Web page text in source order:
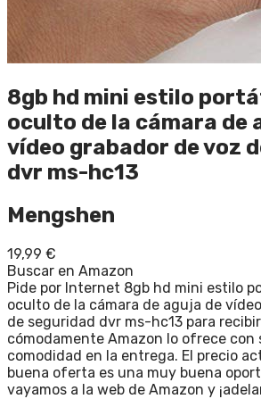
8gb hd mini estilo
oculto de la cámara de
vídeo grabador de voz
dvr ms-hc13
Mengshen
19,99 €
Buscar en Amazon
Pide por Internet 8gb hd mini estilo
oculto de la cámara de aguja de
de seguridad dvr ms-hc13 para
cómodamente Amazon lo ofrece con
comodidad en la entrega. El precio
buena oferta es una muy buena
vayamos a la web de Amazon y